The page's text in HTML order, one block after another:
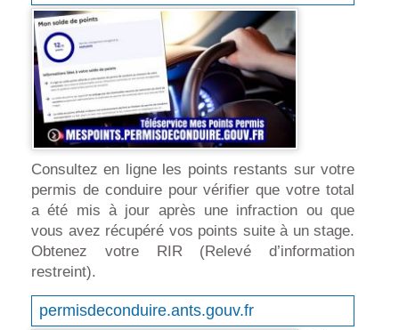
Consultez en ligne les points restants sur votre
permis de conduire pour vérifier que votre total
a été mis à jour après une infraction ou que
vous avez récupéré vos points suite à un stage.
Obtenez votre RIR (Relevé d’information
restreint).
permisdeconduire.ants.gouv.fr